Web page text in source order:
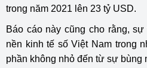
trong năm 2021 lên 23 tỷ USD.
Báo cáo này cũng cho rằng,
nền kinh tế số Việt Nam trong
phần không nhỏ đến từ sự